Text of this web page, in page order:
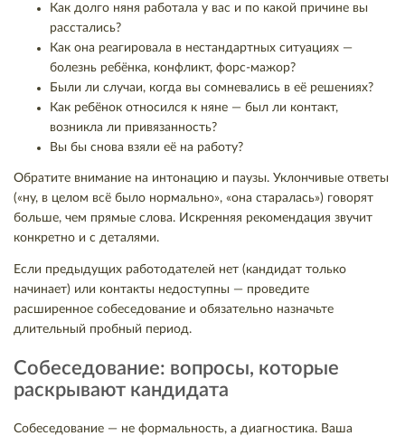
Как долго няня работала у вас и по какой причине вы
расстались?
Как она реагировала в нестандартных ситуациях —
болезнь ребёнка, конфликт, форс-мажор?
Были ли случаи, когда вы сомневались в её решениях?
Как ребёнок относился к няне — был ли контакт,
возникла ли привязанность?
Вы бы снова взяли её на работу?
Обратите внимание на интонацию и паузы. Уклончивые ответы
(«ну, в целом всё было нормально», «она старалась») говорят
больше, чем прямые слова. Искренняя рекомендация звучит
конкретно и с деталями.
Если предыдущих работодателей нет (кандидат только
начинает) или контакты недоступны — проведите
расширенное собеседование и обязательно назначьте
длительный пробный период.
Собеседование: вопросы, которые
раскрывают кандидата
Собеседование — не формальность, а диагностика. Ваша